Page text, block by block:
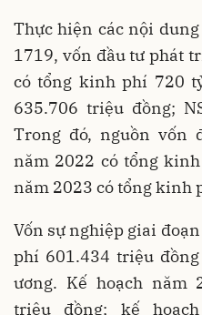
Thực hiện các nội
1719, vốn đầu tư phát
có tổng kinh phí 720
635.706 triệu đồng;
Trong đó, nguồn vốn
năm 2022 có tổng
năm 2023 có tổng kinh
Vốn sự nghiệp giai
phí 601.434 triệu
ương. Kế hoạch năm
triệu đồng; kế